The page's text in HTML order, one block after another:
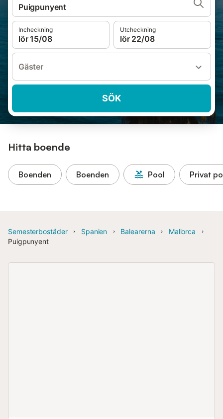
Puigpunyent
Incheckning
lör 15/08
Utcheckning
lör 22/08
Gäster
SÖK
Hitta boende
Boenden Boenden Pool Privat
Semesterbostäder Spanien Balearerna
Mallorca
Puigpunyent